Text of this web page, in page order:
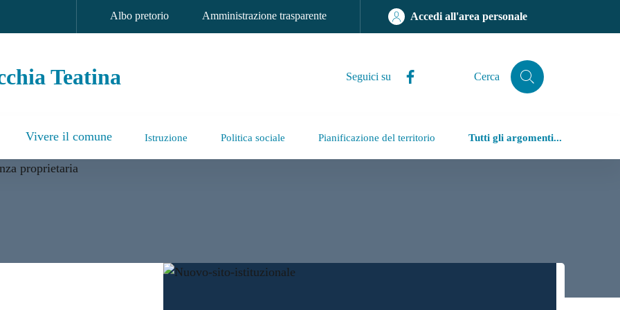
Albo pretorio Amministrazione trasparente Accedi all'area personale
Teatina Seguici su Cerca
Cerca
Vivere il comune Istruzione Politica sociale Pianificazione del territorio Tutti gli argomenti...
Teatina
nuovo sito istituzionale: più accessibile,